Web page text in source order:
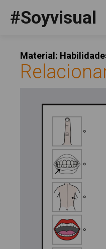
#Soyvisual
Material:
Social
Facebook